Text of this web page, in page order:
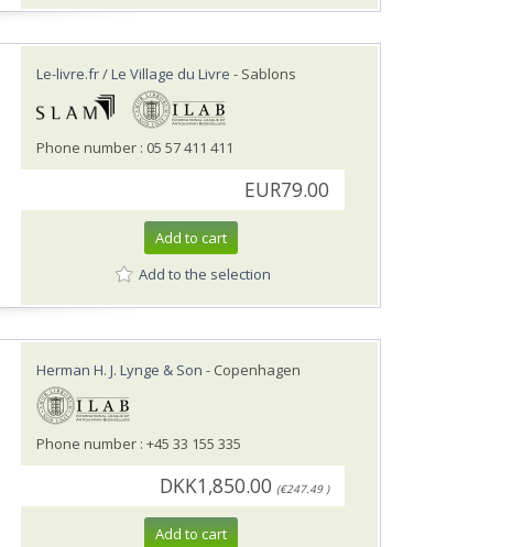
Le-livre.fr / Le Village du Livre - Sablons
Phone number : 05 57 411 411
EUR79.00
Add to cart
Add to the selection
Herman H. J. Lynge & Son - Copenhagen
Phone number : +45 33 155 335
DKK1,850.00 (€247.49 )
Add to cart